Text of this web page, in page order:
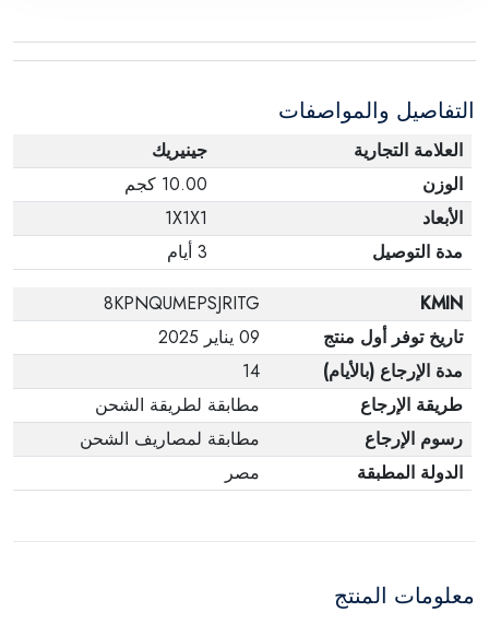
التفاصيل والمواصفات
العلامة التجارية
جينيريك
الوزن
10.00 كجم
الأبعاد
1X1X1
مدة التوصيل
3 أيام
KMIN
8KPNQUMEPSJRITG
تاريخ توفر أول منتج
09 يناير 2025
مدة الإرجاع (بالأيام)
14
طريقة الإرجاع
مطابقة لطريقة الشحن
رسوم الإرجاع
مطابقة لمصاريف الشحن
الدولة المطبقة
مصر
معلومات المنتج